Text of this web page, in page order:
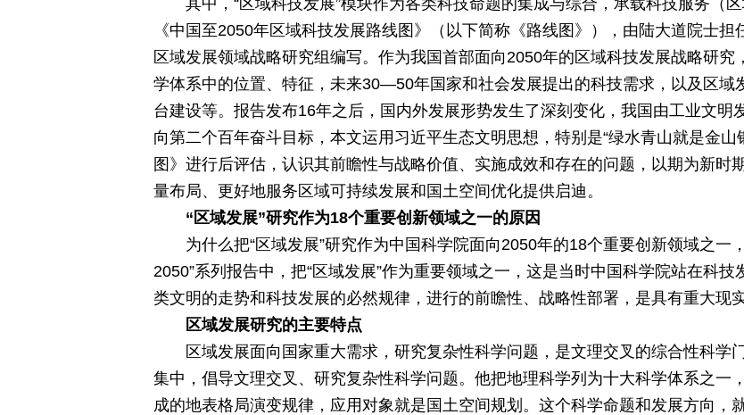
其中，“区域科技发展”模块作为各类科技命题的集成与综合，承载科技服务（
《中国至2050年区域科技发展路线图》（以下简称《路线图》），由陆大道院士
区域发展领域战略研究组编写。作为我国首部面向2050年的区域科技发展战略研
学体系中的位置、特征，未来30—50年国家和社会发展提出的科技需求，以及区域
台建设等。报告发布16年之后，国内外发展形势发生了深刻变化，我国由工业文明
向第二个百年奋斗目标，本文运用习近平生态文明思想，特别是“绿水青山就是金山
图》进行后评估，认识其前瞻性与战略价值、实施成效和存在的问题，以期为新时
量布局、更好地服务区域可持续发展和国土空间优化提供启迪。
“区域发展”研究作为18个重要创新领域之一的原因
为什么把“区域发展”研究作为中国科学院面向2050年的18个重要创新领域之一
2050”系列报告中，把“区域发展”作为重要领域之一，这是当时中国科学院站在科
类文明的走势和科技发展的必然规律，进行的前瞻性、战略性部署，是具有重大现
区域发展研究的主要特点
区域发展面向国家重大需求，研究复杂性科学问题，是文理交叉的综合性科学
集中，倡导文理交叉、研究复杂性科学问题。他把地理科学列为十大科学体系之一
成的地表格局演变规律，应用对象就是国土空间规划。这个科学命题和发展方向，